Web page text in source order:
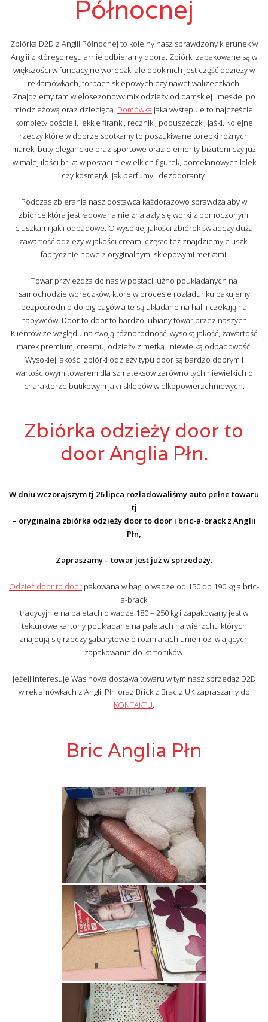
Północnej
Zbiórka D2D z Anglii Północnej to kolejny nasz sprawdzony kierunek w
Anglii z którego regularnie odbieramy doora. Zbiórki zapakowane są w
większości w fundacyjne woreczki ale obok nich jest część odzieży w
reklamówkach, torbach sklepowych czy nawet walizeczkach.
Znajdziemy tam wielosezonowy mix odzieży od damskiej i męskiej po
młodzieżową oraz dziecięcą. Domówka jaka występuje to najczęściej
komplety pościeli, lekkie firanki, ręczniki, poduszeczki, jaśki. Kolejne
rzeczy które w doorze spotkamy to poszukiwane torebki różnych
marek, buty eleganckie oraz sportowe oraz elementy biżuterii czy już
w małej ilości brika w postaci niewielkich figurek, porcelanowych lalek
czy kosmetyki jak perfumy i dezodoranty.
Podczas zbierania nasz dostawca każdorazowo sprawdza aby w
zbiórce która jest ładowana nie znalazły się worki z pomoczonymi
ciuszkami jak i odpadowe. O wysokiej jakości zbiórek świadczy duża
zawartość odzieży w jakości cream, często też znajdziemy ciuszki
fabrycznie nowe z oryginalnymi sklepowymi metkami.
Towar przyjeżdża do nas w postaci luźno poukładanych na
samochodzie woreczków, które w procesie rozładunku pakujemy
bezpośrednio do big bagów a te są układane na hali i czekają na
nabywców. Door to door to bardzo lubiany towar przez naszych
Klientów ze względu na swoją różnorodność, wysoką jakość, zawartość
marek premium, creamu, odzieży z metką i niewielką odpadowość.
Wysokiej jakości zbiórki odzieży typu door są bardzo dobrym i
wartościowym towarem dla szmateksów zarówno tych niewielkich o
charakterze butikowym jak i sklepów wielkopowierzchniowych.
Zbiórka odzieży door to
door Anglia Płn.
W dniu wczorajszym tj 26 lipca rozładowaliśmy auto pełne towaru
tj
– oryginalna zbiórka odzieży door to door i bric-a-brack z Anglii
Płn,
Zapraszamy – towar jest już w sprzedaży.
Odzież door to door pakowana w bagi o wadze od 150 do 190 kg a bric-
a-brack
tradycyjnie na paletach o wadze 180 – 250 kg i zapakowany jest w
tekturowe kartony poukładane na paletach na wierzchu których
znajdują się rzeczy gabarytowe o rozmiarach uniemożliwiających
zapakowanie do kartoników.
Jeżeli interesuje Was nowa dostawa towaru w tym nasz sprzedaż D2D
w reklamówkach z Anglii Płn oraz Brick z Brac z UK zapraszamy do
KONTAKTU.
Bric Anglia Płn